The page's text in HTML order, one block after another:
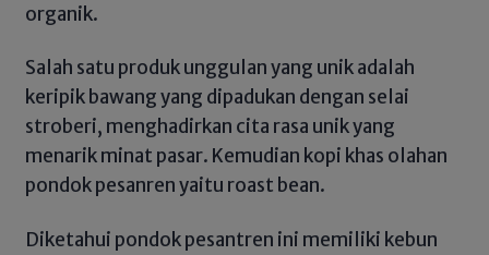
organik.
Salah satu produk unggulan yang unik adalah
keripik bawang yang dipadukan dengan selai
stroberi, menghadirkan cita rasa unik yang
menarik minat pasar. Kemudian kopi khas olahan
pondok pesanren yaitu roast bean.
Diketahui pondok pesantren ini memiliki kebun